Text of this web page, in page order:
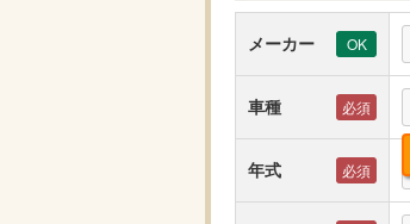
メーカー
車種
年式